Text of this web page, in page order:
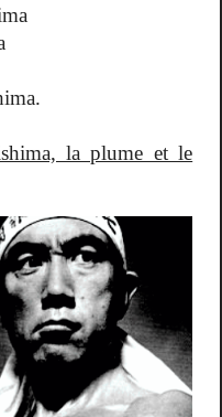
la plume et le